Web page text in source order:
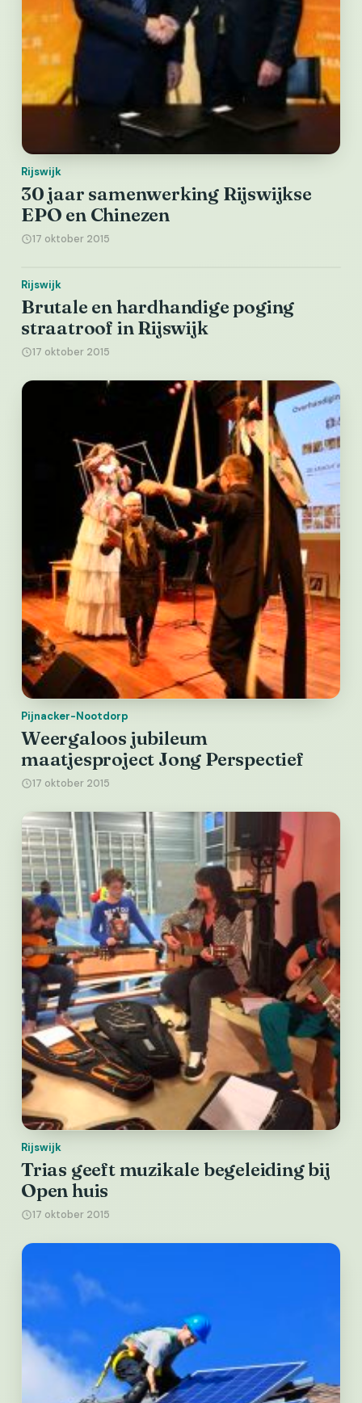
Rijswijk
30 jaar samenwerking Rijswijkse
EPO en Chinezen
17 oktober 2015
Rijswijk
Brutale en hardhandige poging
straatroof in Rijswijk
17 oktober 2015
Pijnacker-Nootdorp
Weergaloos jubileum
maatjesproject Jong Perspectief
17 oktober 2015
Rijswijk
Trias geeft muzikale begeleiding bij
Open huis
17 oktober 2015